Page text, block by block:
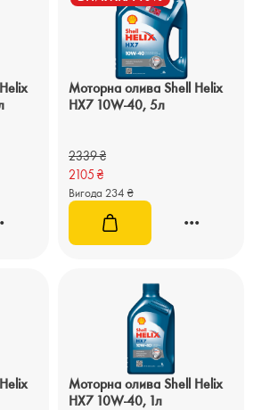
Моторна олива Shell Helix
HX7 10W-40, 5л
2339₴
2105₴
Вигода 234 ₴
Моторна олива Shell Helix
HX7 10W-40, 1л